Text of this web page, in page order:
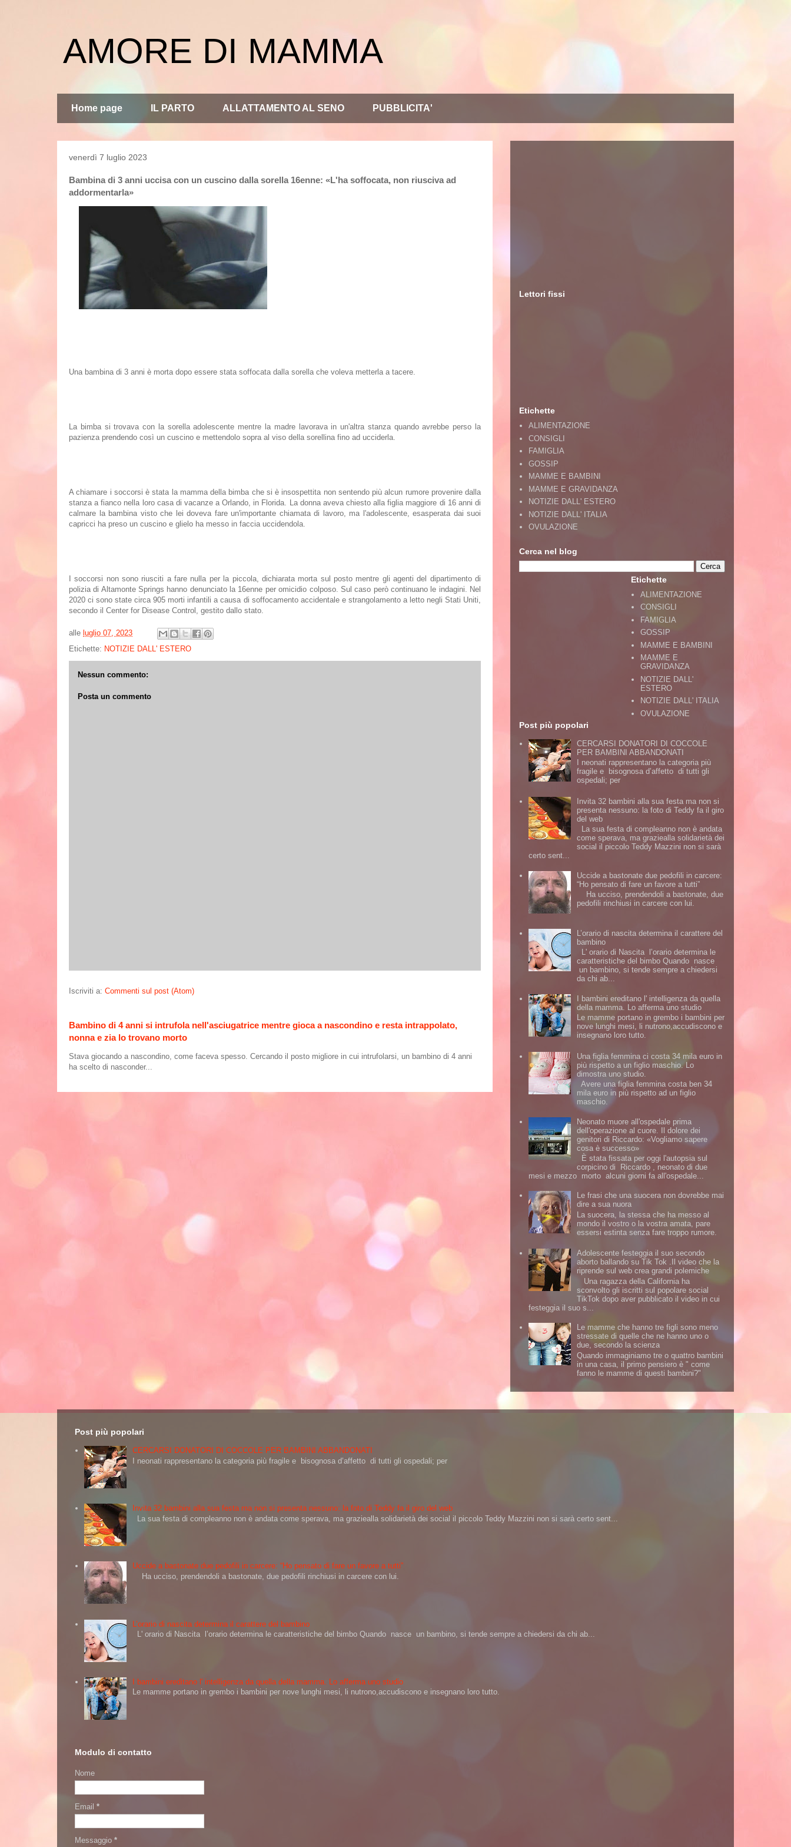
AMORE DI MAMMA
Home page IL PARTO ALLATTAMENTO AL SENO PUBBLICITA'
venerdì 7 luglio 2023
Bambina di 3 anni uccisa con un cuscino dalla sorella 16enne: «L'ha soffocata, non riusciva ad
addormentarla»
Una bambina di 3 anni è morta dopo essere stata soffocata dalla sorella che voleva metterla a tacere.
La bimba si trovava con la sorella adolescente mentre la madre lavorava in un'altra stanza quando avrebbe perso la
pazienza prendendo così un cuscino e mettendolo sopra al viso della sorellina fino ad ucciderla.
A chiamare i soccorsi è stata la mamma della bimba che si è insospettita non sentendo più alcun rumore provenire dalla
stanza a fianco nella loro casa di vacanze a Orlando, in Florida. La donna aveva chiesto alla figlia maggiore di 16 anni di
calmare la bambina visto che lei doveva fare un'importante chiamata di lavoro, ma l'adolescente, esasperata dai suoi
capricci ha preso un cuscino e glielo ha messo in faccia uccidendola.
I soccorsi non sono riusciti a fare nulla per la piccola, dichiarata morta sul posto mentre gli agenti del dipartimento di
polizia di Altamonte Springs hanno denunciato la 16enne per omicidio colposo. Sul caso però continuano le indagini. Nel
2020 ci sono state circa 905 morti infantili a causa di soffocamento accidentale e strangolamento a letto negli Stati Uniti,
secondo il Center for Disease Control, gestito dallo stato.
alle luglio 07, 2023
Etichette: NOTIZIE DALL' ESTERO
Nessun commento:
Posta un commento
Iscriviti a: Commenti sul post (Atom)
Bambino di 4 anni si intrufola nell'asciugatrice mentre gioca a nascondino e resta intrappolato,
nonna e zia lo trovano morto
Stava giocando a nascondino, come faceva spesso. Cercando il posto migliore in cui intrufolarsi, un bambino di 4 anni
ha scelto di nasconder...
Lettori fissi
Etichette
ALIMENTAZIONE
CONSIGLI
FAMIGLIA
GOSSIP
MAMME E BAMBINI
MAMME E GRAVIDANZA
NOTIZIE DALL' ESTERO
NOTIZIE DALL' ITALIA
OVULAZIONE
Cerca nel blog
Etichette
ALIMENTAZIONE
CONSIGLI
FAMIGLIA
GOSSIP
MAMME E BAMBINI
MAMME E
GRAVIDANZA
NOTIZIE DALL'
ESTERO
NOTIZIE DALL' ITALIA
OVULAZIONE
Post più popolari
CERCARSI DONATORI DI COCCOLE
PER BAMBINI ABBANDONATI
I neonati rappresentano la categoria più
fragile e bisognosa d’affetto di tutti gli
ospedali; per
Invita 32 bambini alla sua festa ma non si
presenta nessuno: la foto di Teddy fa il giro
del web
La sua festa di compleanno non è andata
come sperava, ma graziealla solidarietà dei
social il piccolo Teddy Mazzini non si sarà
certo sent...
Uccide a bastonate due pedofili in carcere:
“Ho pensato di fare un favore a tutti”
Ha ucciso, prendendoli a bastonate, due
pedofili rinchiusi in carcere con lui.
L’orario di nascita determina il carattere del
bambino
L' orario di Nascita l’orario determina le
caratteristiche del bimbo Quando nasce
un bambino, si tende sempre a chiedersi
da chi ab...
I bambini ereditano l' intelligenza da quella
della mamma. Lo afferma uno studio
Le mamme portano in grembo i bambini per
nove lunghi mesi, li nutrono,accudiscono e
insegnano loro tutto.
Una figlia femmina ci costa 34 mila euro in
più rispetto a un figlio maschio. Lo
dimostra uno studio.
Avere una figlia femmina costa ben 34
mila euro in più rispetto ad un figlio
maschio.
Neonato muore all'ospedale prima
dell'operazione al cuore. Il dolore dei
genitori di Riccardo: «Vogliamo sapere
cosa è successo»
È stata fissata per oggi l'autopsia sul
corpicino di Riccardo , neonato di due
mesi e mezzo morto alcuni giorni fa all'ospedale...
Le frasi che una suocera non dovrebbe mai
dire a sua nuora
La suocera, la stessa che ha messo al
mondo il vostro o la vostra amata, pare
essersi estinta senza fare troppo rumore.
Adolescente festeggia il suo secondo
aborto ballando su Tik Tok .Il video che la
riprende sul web crea grandi polemiche
Una ragazza della California ha
sconvolto gli iscritti sul popolare social
TikTok dopo aver pubblicato il video in cui
festeggia il suo s...
Le mamme che hanno tre figli sono meno
stressate di quelle che ne hanno uno o
due, secondo la scienza
Quando immaginiamo tre o quattro bambini
in una casa, il primo pensiero è " come
fanno le mamme di questi bambini?"
Post più popolari
CERCARSI DONATORI DI COCCOLE PER BAMBINI ABBANDONATI
I neonati rappresentano la categoria più fragile e bisognosa d’affetto di tutti gli ospedali; per
Invita 32 bambini alla sua festa ma non si presenta nessuno: la foto di Teddy fa il giro del web
La sua festa di compleanno non è andata come sperava, ma graziealla solidarietà dei social il piccolo Teddy Mazzini non si sarà certo sent...
Uccide a bastonate due pedofili in carcere: “Ho pensato di fare un favore a tutti”
Ha ucciso, prendendoli a bastonate, due pedofili rinchiusi in carcere con lui.
L’orario di nascita determina il carattere del bambino
L' orario di Nascita l’orario determina le caratteristiche del bimbo Quando nasce un bambino, si tende sempre a chiedersi da chi ab...
I bambini ereditano l' intelligenza da quella della mamma. Lo afferma uno studio
Le mamme portano in grembo i bambini per nove lunghi mesi, li nutrono,accudiscono e insegnano loro tutto.
Modulo di contatto
Nome
Email *
Messaggio *